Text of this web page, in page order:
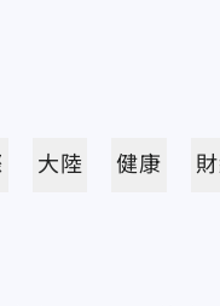
大陸 健康